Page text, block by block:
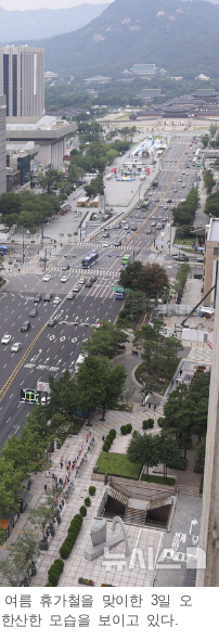
름 휴가철을 맞이한 3일 오
산한 모습을 보이고 있다.